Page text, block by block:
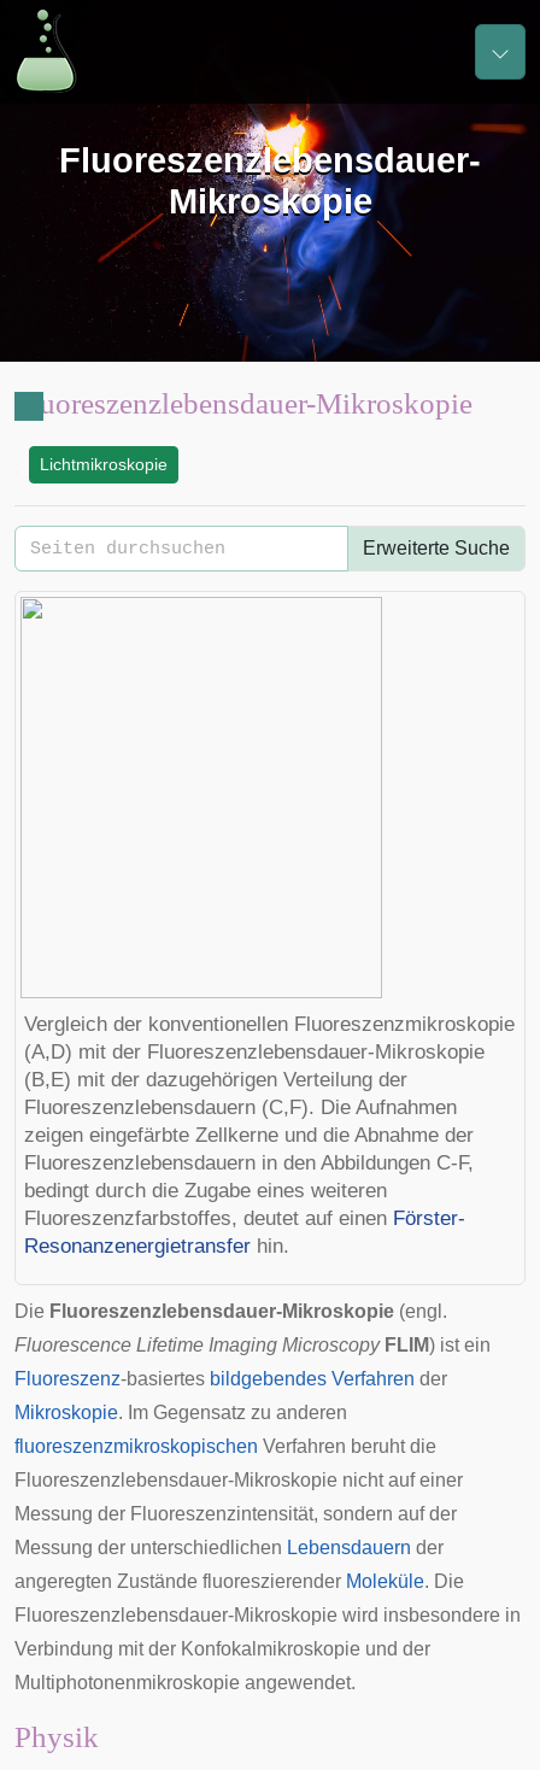
Fluoreszenzlebensdauer-
Mikroskopie
Fluoreszenzlebensdauer-Mikroskopie
Lichtmikroskopie
Erweiterte Suche
Vergleich der konventionellen Fluoreszenzmikroskopie
(A,D) mit der Fluoreszenzlebensdauer-Mikroskopie
(B,E) mit der dazugehörigen Verteilung der
Fluoreszenzlebensdauern (C,F). Die Aufnahmen
zeigen eingefärbte Zellkerne und die Abnahme der
Fluoreszenzlebensdauern in den Abbildungen C-F,
bedingt durch die Zugabe eines weiteren
Fluoreszenzfarbstoffes, deutet auf einen Förster-
Resonanzenergietransfer hin.
Die Fluoreszenzlebensdauer-Mikroskopie (engl.
Fluorescence Lifetime Imaging Microscopy FLIM) ist ein
Fluoreszenz-basiertes bildgebendes Verfahren der
Mikroskopie. Im Gegensatz zu anderen
fluoreszenzmikroskopischen Verfahren beruht die
Fluoreszenzlebensdauer-Mikroskopie nicht auf einer
Messung der Fluoreszenzintensität, sondern auf der
Messung der unterschiedlichen Lebensdauern der
angeregten Zustände fluoreszierender Moleküle. Die
Fluoreszenzlebensdauer-Mikroskopie wird insbesondere in
Verbindung mit der Konfokalmikroskopie und der
Multiphotonenmikroskopie angewendet.
Physik